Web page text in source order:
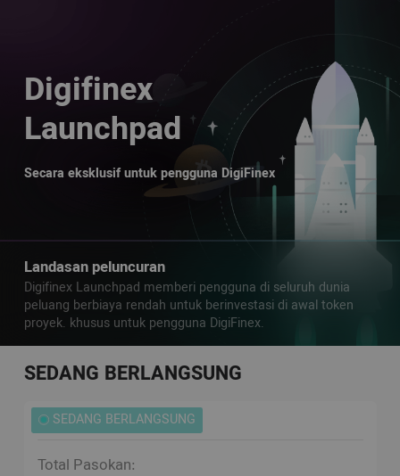
Digifinex
Launchpad
Secara eksklusif untuk pengguna DigiFinex
Landasan peluncuran
Digifinex Launchpad memberi pengguna di seluruh dunia
peluang berbiaya rendah untuk berinvestasi di awal token
proyek. khusus untuk pengguna DigiFinex.
SEDANG BERLANGSUNG
SEDANG BERLANGSUNG
Total Pasokan: